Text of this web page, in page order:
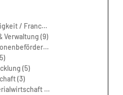
Freiberufler / Selbständigkeit / Franchise (13)
Verwaltung (9)
Berufskraftfahrer / Personenbeförderung (Land, Wasser, Luft) (9)
(5)
(3)
Einkauf / Logistik / Materialwirtschaft (3)